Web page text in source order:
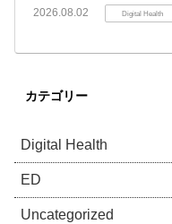
2026.08.02 Digital Health
カテゴリー
Digital Health
ED
Uncategorized